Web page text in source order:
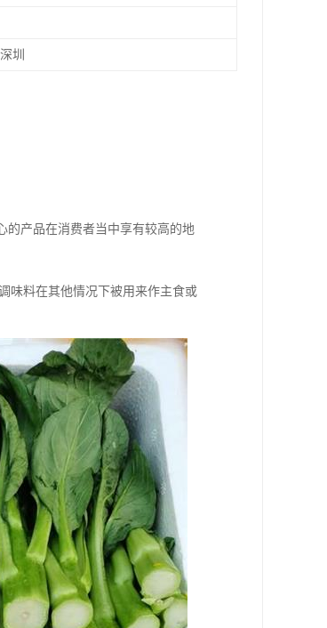
圳
的产品在消费者当中享有较高的地
味料在其他情况下被用来作主食或